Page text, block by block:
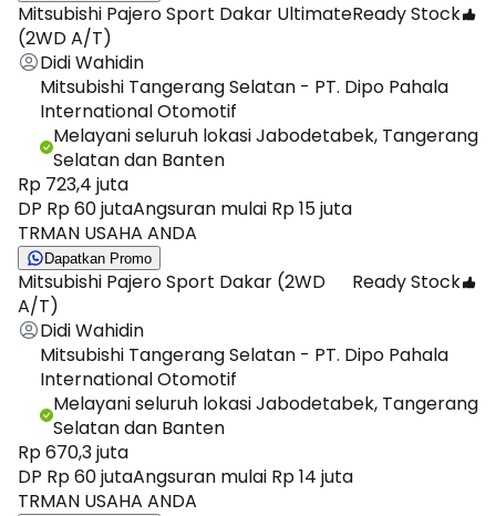
Mitsubishi Pajero Sport Dakar Ultimate
(2WD A/T)
Ready Stock
Didi Wahidin
Mitsubishi Tangerang Selatan - PT. Dipo Pahala
International Otomotif
Melayani seluruh lokasi Jabodetabek, Tangerang
Selatan dan Banten
Rp 723,4 juta
DP Rp 60 jutaAngsuran mulai Rp 15 juta
TRMAN USAHA ANDA
Dapatkan Promo
Mitsubishi Pajero Sport Dakar (2WD
A/T)
Ready Stock
Didi Wahidin
Mitsubishi Tangerang Selatan - PT. Dipo Pahala
International Otomotif
Melayani seluruh lokasi Jabodetabek, Tangerang
Selatan dan Banten
Rp 670,3 juta
DP Rp 60 jutaAngsuran mulai Rp 14 juta
TRMAN USAHA ANDA